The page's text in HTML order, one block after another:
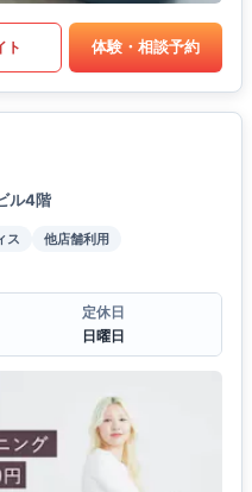
ト 体験・相談予約
ル4階
ス
他店舗利用
定休日
日曜日